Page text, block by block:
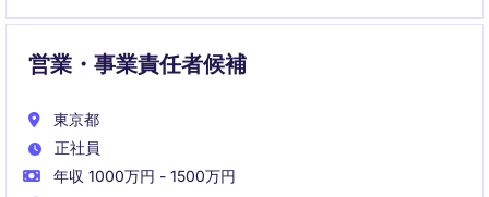
営業・事業責任者候補
東京都
正社員
年収 1000万円 - 1500万円